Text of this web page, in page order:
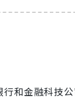
和金融科技